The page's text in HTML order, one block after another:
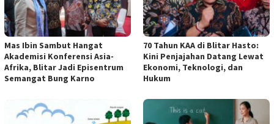
Mas Ibin Sambut Hangat
Akademisi Konferensi Asia-
Afrika, Blitar Jadi Episentrum
Semangat Bung Karno
70 Tahun KAA di Blitar Hasto:
Kini Penjajahan Datang Lewat
Ekonomi, Teknologi, dan
Hukum